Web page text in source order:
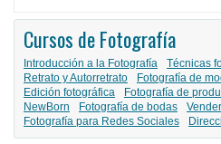
Cursos de Fotografía
Introducción a la Fotografía
Técnicas
Retrato y Autorretrato
Fotografía de
Edición fotográfica
Fotografía de
NewBorn
Fotografía de bodas
Fotografía para Redes Sociales